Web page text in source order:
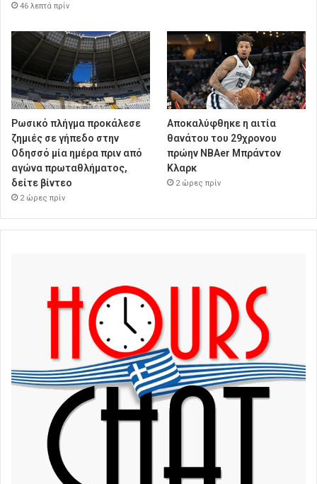
46 λεπτά πρίν
Ρωσικό πλήγμα προκάλεσε
ζημιές σε γήπεδο στην
Οδησσό μία ημέρα πριν από
αγώνα πρωταθλήματος,
δείτε βίντεο
2 ώρες πρίν
Αποκαλύφθηκε η αιτία
θανάτου του 29χρονου
πρώην NBAer Μπράντον
Κλαρκ
2 ώρες πρίν